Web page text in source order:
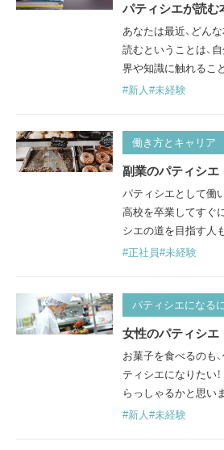
オーナーシェフが製
している小さいお店
パティシエが読む
あなたは最近、どん
読むということは、
界や知識に触れるこ
ところは、忙しいパ
いお菓子を作りたい
でしょうか。 技術書
級者向けのものまで
#新人 #未経験
働き方とキャリア
副業のパティシエ
パティシエとして働
高校を卒業してすぐ
シエの道を目指す人
ィスリーやホテルな
副業としている人も
をご紹介します。 副
副業で、パティシエ
#正社員#未経験
パティシエになる
女性のパティシエ
お菓子を食べるのも
ティシエになりたい！ そんな女性もたくさんい
らっしゃるかと思い
パティシエとして働
#新人 #未経験